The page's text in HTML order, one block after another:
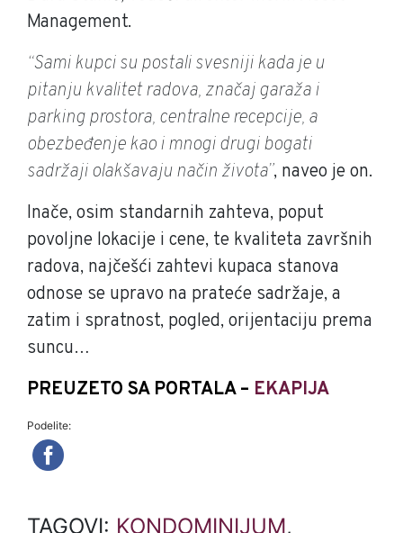
Management.
“Sami kupci su postali svesniji kada je u
pitanju kvalitet radova, značaj garaža i
parking prostora, centralne recepcije, a
obezbeđenje kao i mnogi drugi bogati
sadržaji olakšavaju način života”, naveo je on.
Inače, osim standarnih zahteva, poput
povoljne lokacije i cene, te kvaliteta završnih
radova, najčešći zahtevi kupaca stanova
odnose se upravo na prateće sadržaje, a
zatim i spratnost, pogled, orijentaciju prema
suncu…
PREUZETO SA PORTALA – EKAPIJA
Podelite:
TAGOVI: KONDOMINIJUM,